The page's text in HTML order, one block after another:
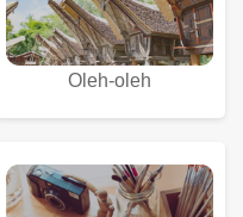
Oleh-oleh